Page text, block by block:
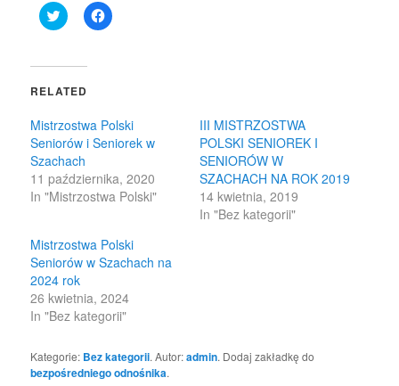
Click
to
(Opens
new
Click
to
RELATED
Mistrzostwa Polski
Seniorów i Seniorek w
Szachach
11 października, 2020
In "Mistrzostwa Polski"
III MISTRZOSTWA
POLSKI SENIOREK I
SENIORÓW W
SZACHACH NA ROK 2019
14 kwietnia, 2019
In "Bez kategorii"
Mistrzostwa Polski
Seniorów w Szachach na
2024 rok
26 kwietnia, 2024
In "Bez kategorii"
Kategorie: Bez kategorii. Autor:admin. Dodaj zakładkę do
bezpośredniego odnośnika.